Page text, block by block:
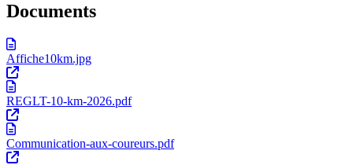
Documents
Affiche10km.jpg
REGLT-10-km-2026.pdf
Communication-aux-coureurs.pdf